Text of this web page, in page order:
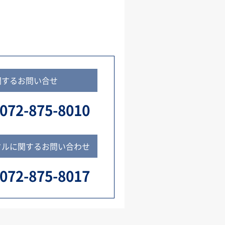
るお問い合せ
875-8010
に関するお問い合わせ
875-8017